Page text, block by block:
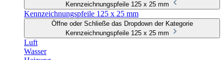
Kennzeichnungspfeile 125 x 25 mm
Kennzeichnungspfeile 125 x 25 mm
Öffne oder Schließe das Dropdown der Kategorie
Kennzeichnungspfeile 125 x 25 mm
Luft
Wasser